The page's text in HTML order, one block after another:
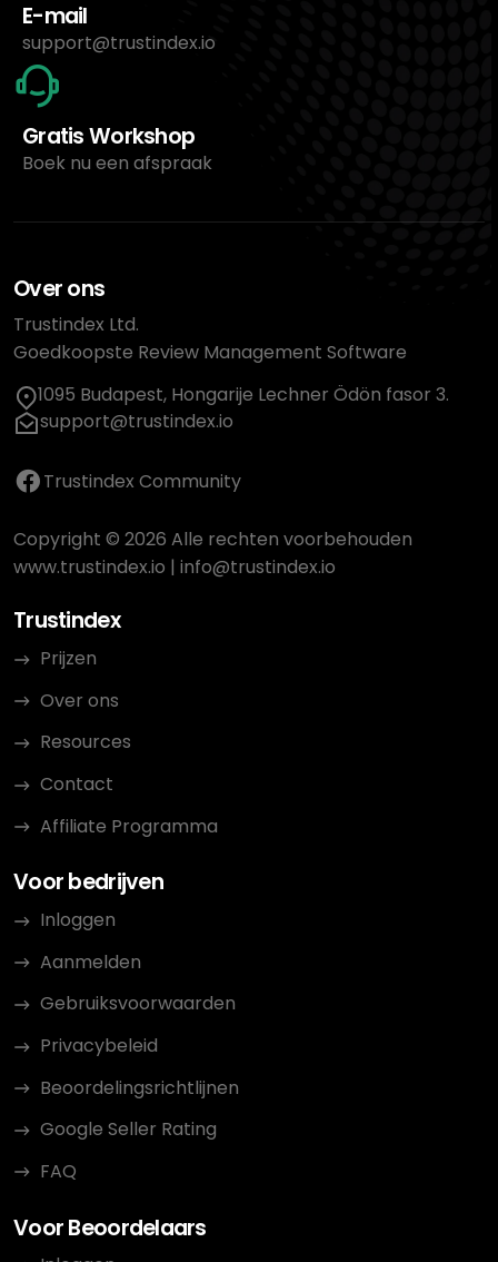
E-mail
support@trustindex.io
Gratis Workshop
Boek nu een afspraak
Over ons
Trustindex Ltd.
Goedkoopste Review Management Software
1095 Budapest, Hongarije Lechner Ödön fasor 3.
support@trustindex.io
Trustindex Community
Copyright © 2026 Alle rechten voorbehouden
www.trustindex.io | info@trustindex.io
Trustindex
Prijzen
Over ons
Resources
Contact
Affiliate Programma
Voor bedrijven
Inloggen
Aanmelden
Gebruiksvoorwaarden
Privacybeleid
Beoordelingsrichtlijnen
Google Seller Rating
FAQ
Voor Beoordelaars